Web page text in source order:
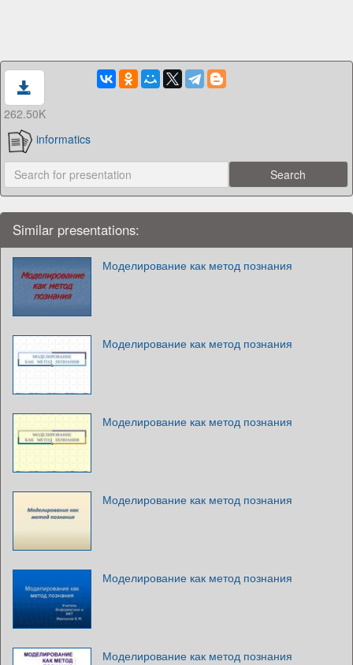
262.50K
informatics
Similar presentations:
Моделирование как метод познания
Моделирование как метод познания
Моделирование как метод познания
Моделирование как метод познания
Моделирование как метод познания
Моделирование как метод познания